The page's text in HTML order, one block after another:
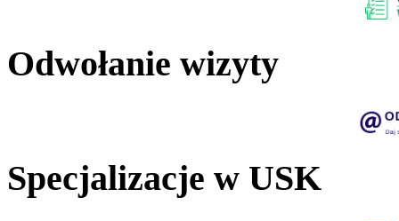
Odwołanie wizyty
Specjalizacje w USK